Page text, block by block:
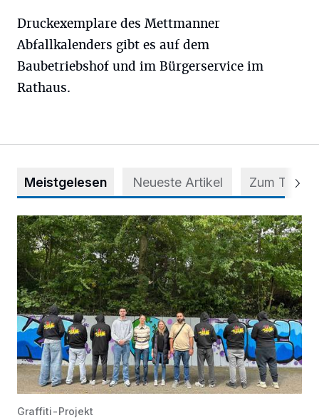
Druckexemplare des Mettmanner
Abfallkalenders gibt es auf dem
Baubetriebshof und im Bürgerservice im
Rathaus.
Meistgelesen Neueste Artikel Zum Thema
Aus Grau wird Haltung
Graffiti-Projekt